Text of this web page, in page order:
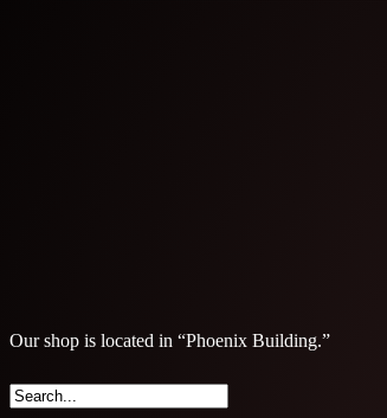
Our shop is located in “Phoenix Building.”